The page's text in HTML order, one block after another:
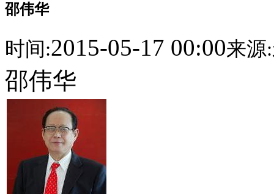
邵伟华
时间:2015-05-17 00:00来源:
邵伟华